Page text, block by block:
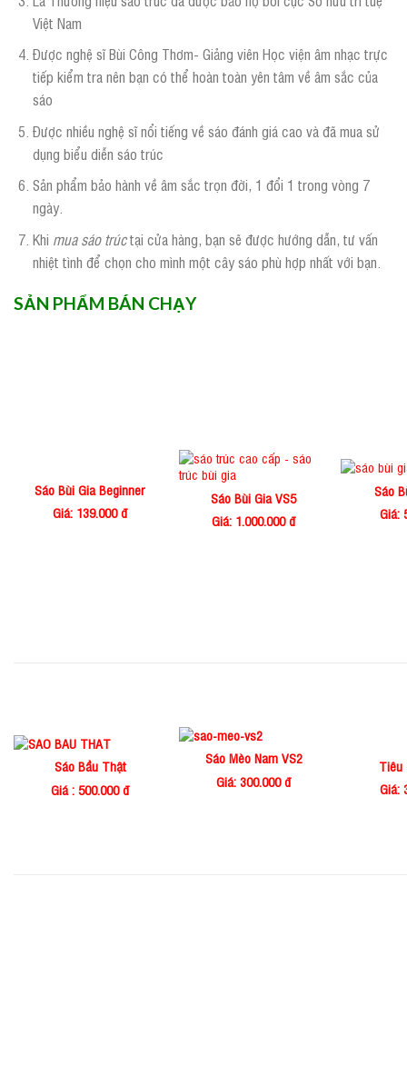
Việt Nam
Được nghệ sĩ Bùi Công Thơm- Giảng viên Học viện âm nhạc trực
tiếp kiểm tra nên bạn có thể hoàn toàn yên tâm về âm sắc của
sáo
Được nhiều nghệ sĩ nổi tiếng về sáo đánh giá cao và đã mua sử
dụng biểu diễn sáo trúc
Sản phẩm bảo hành về âm sắc trọn đời, 1 đổi 1 trong vòng 7
ngày.
Khi mua sáo trúctại cửa hàng, bạn sẽ được hướng dẫn, tư vấn
nhiệt tình để chọn cho mình một cây sáo phù hợp nhất với bạn.
SẢN PHẨM BÁN CHẠY
Sáo Bùi Gia Beginner
Giá: 139.000 đ
Sáo Bùi Gia VS5
Giá: 1.000.000 đ
Sáo
Giá:
Sáo Bầu Thật
Giá : 500.000 đ
Sáo Mèo Nam VS2
Giá: 300.000 đ
Tiêu
Giá: